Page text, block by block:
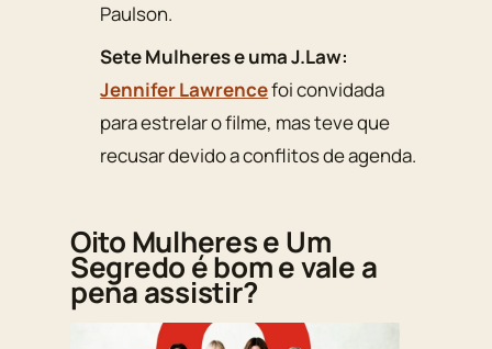
Paulson.
Sete Mulheres e uma J.Law:
Jennifer Lawrencefoi convidada
para estrelar o filme, mas teve que
recusar devido a conflitos de agenda.
Oito Mulheres e Um
Segredo é bom e vale a
pena assistir?